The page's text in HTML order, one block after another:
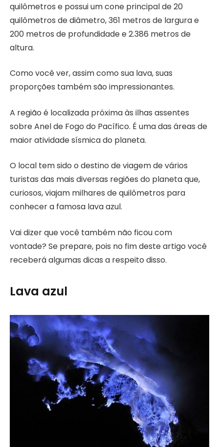
quilômetros e possui um cone principal de 20
quilômetros de diâmetro, 361 metros de largura e
200 metros de profundidade e 2.386 metros de
altura.
Como você ver, assim como sua lava, suas
proporções também são impressionantes.
A região é localizada próxima às ilhas assentes
sobre Anel de Fogo do Pacífico. É uma das áreas de
maior atividade sísmica do planeta.
O local tem sido o destino de viagem de vários
turistas das mais diversas regiões do planeta que,
curiosos, viajam milhares de quilômetros para
conhecer a famosa lava azul.
Vai dizer que você também não ficou com
vontade? Se prepare, pois no fim deste artigo você
receberá algumas dicas a respeito disso.
Lava azul